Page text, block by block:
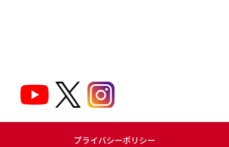
プライバシーポリシー